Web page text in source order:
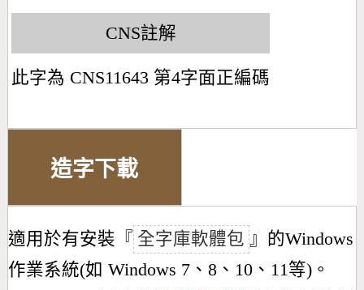
CNS註解
此字為 CNS11643 第4字面正編碼
造字下載
適用於有安裝『 全字庫軟體包 』的Windows
作業系統(如 Windows 7、8、10、11等)。